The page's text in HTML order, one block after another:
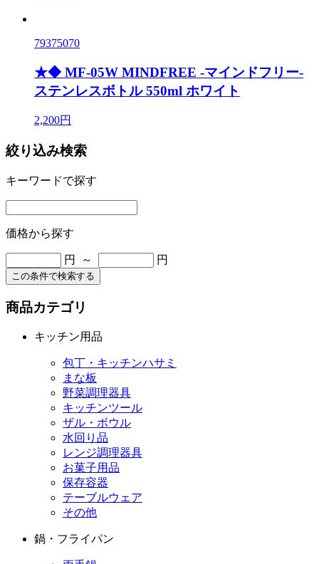
79375070
★◆ MF-05W MINDFREE -マインドフリー-
ステンレスボトル 550ml ホワイト
2,200円
絞り込み検索
キーワードで探す
価格から探す
円 ～ 円
この条件で検索する
商品カテゴリ
キッチン用品
包丁・キッチンハサミ
まな板
野菜調理器具
キッチンツール
ザル・ボウル
水回り品
レンジ調理器具
お菓子用品
保存容器
テーブルウェア
その他
鍋・フライパン